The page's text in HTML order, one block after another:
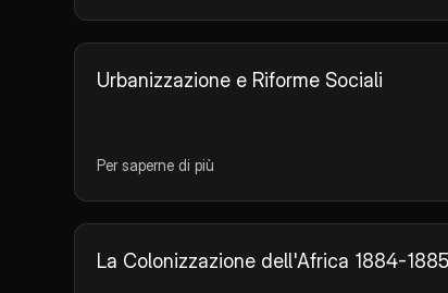
Urbanizzazione e Riforme Sociali
Per saperne di più
La Colonizzazione dell'Africa 1884-1885